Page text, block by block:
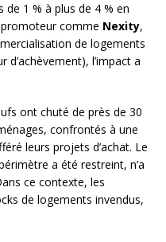
1 % à plus de 4 % en
promoteur comme Nexity,
de logements
d’achèvement), l’impact a
ont chuté de près de 30
confrontés à une
leurs projets d’achat. Le
a été restreint, n’a
ce contexte, les
de logements invendus,